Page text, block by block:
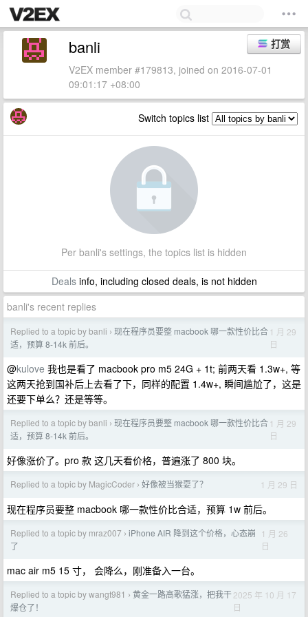
打赏
banli
V2EX member #179813, joined on 2016-07-01
09:01:17 +08:00
Switch topics list
Per banli's settings, the topics list is hidden
Dealsinfo, including closed deals, is not hidden
banli's recent replies
Replied to a topic by banli › 现在程序员要整 macbook 哪一款性价比合
适，预算 8-14k 前后。
1 月 29
日
@kulove 我也是看了 macbook pro m5 24G + 1t; 前两天看 1.3w+, 等
这两天抢到国补后上去看了下，同样的配置 1.4w+, 瞬间尴尬了，这是
还要下单么？还是等等。
Replied to a topic by banli › 现在程序员要整 macbook 哪一款性价比合
适，预算 8-14k 前后。
1 月 29
日
好像涨价了。pro 款 这几天看价格，普遍涨了 800 块。
Replied to a topic by MagicCoder › 好像被当猴耍了？ 1 月 29 日
现在程序员要整 macbook 哪一款性价比合适，预算 1w 前后。
Replied to a topic by mraz007 › iPhone AIR 降到这个价格，心态崩
了
1 月 26
日
mac air m5 15 寸， 会降么，刚准备入一台。
Replied to a topic by wangt981 › 黄金一路高歌猛涨，把我干
爆仓了！
2025 年 10 月 17
日